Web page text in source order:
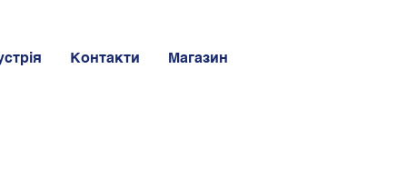
Контакти Магазин